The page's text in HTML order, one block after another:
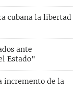
cubana la libertad
ante
Estado"
incremento de la